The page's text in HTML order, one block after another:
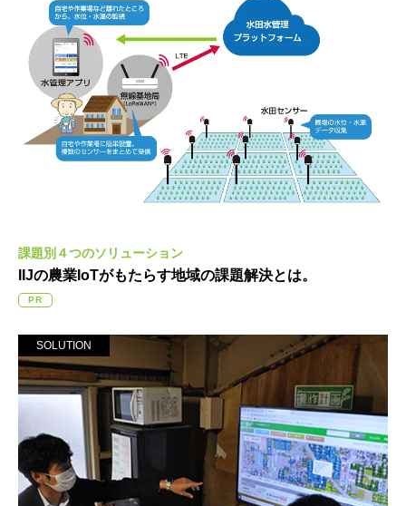
課題別４つのソリューション
IIJの農業IoTがもたらす地域の課題解決とは。
PR
SOLUTION